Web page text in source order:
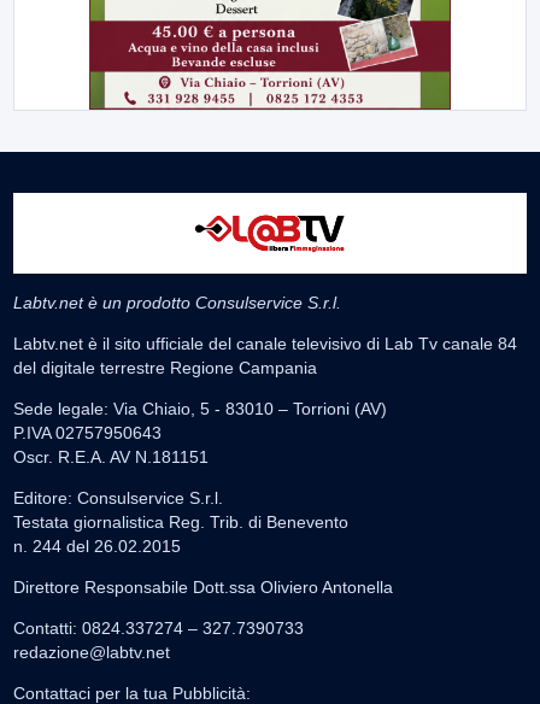
Labtv.net è un prodotto Consulservice S.r.l.
Labtv.net è il sito ufficiale del canale televisivo di Lab Tv canale 84
del digitale terrestre Regione Campania
Sede legale: Via Chiaio, 5 - 83010 – Torrioni (AV)
P.IVA 02757950643
Oscr. R.E.A. AV N.181151
Editore: Consulservice S.r.l.
Testata giornalistica Reg. Trib. di Benevento
n. 244 del 26.02.2015
Direttore Responsabile Dott.ssa Oliviero Antonella
Contatti: 0824.337274 – 327.7390733
redazione@labtv.net
Contattaci per la tua Pubblicità: